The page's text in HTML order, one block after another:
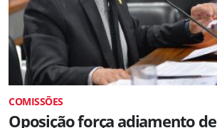
COMISSÕES
Oposição força adiamento